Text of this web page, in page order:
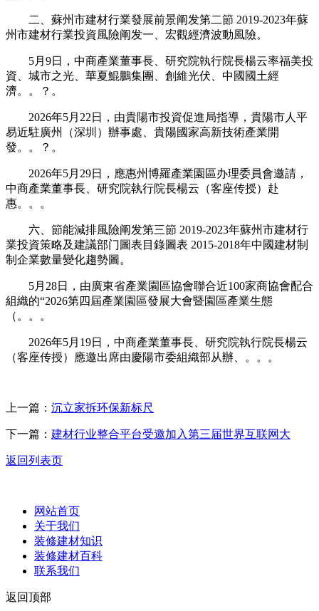
二、蘇州市建材行業發展前景阐发第二節 2019-2023年蘇
州市建材行業投資風險阐发一、宏觀經濟波動風險。
5月9日，中商產業董事長、研究院執行院長楊云率福美投
資、城市之光、華夏鯤鵬集團、創維光伏、中國國土經
濟。。？。
2026年5月22日，由貴陽市投資促進局指導，貴陽市人平
易近駐廣州（深圳）辦事處、貴陽國家高新技術產業開
發。。？。
2026年5月29日，應惠州博羅產業園區办理委員會邀請，
中商產業董事長、研究院執行院長楊云（客座传授）赴
惠。。。
六、節能減排風險阐发第三節 2019-2023年蘇州市建材行
業投資策略及建議部门圖表目錄圖表 2015-2018年中國建材制
制企業數量變化趨勢圖。
5月28日，由廣東省產業園區協會聯合近100家商協會配合
組織的“2026第四屆產業園區發展大會暨園區產業生態
（。。。
2026年5月19日，中商產業董事長、研究院執行院長楊云
（客座传授）應邀出席由慶陽市委組織部从辦、。。。
上一篇： 沉立家拆环保新标尺
下一篇： 建材行业整合平台受邀加入第三届世界互联网大
返回列表页
网站首页
关于我们
装修建材知识
装修建材百科
联系我们
返回顶部